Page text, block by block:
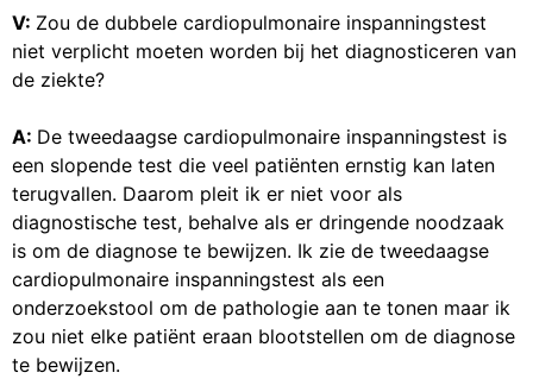
V: Zou de dubbele cardiopulmonaire inspanningstest
niet verplicht moeten worden bij het diagnosticeren van
de ziekte?
A: De tweedaagse cardiopulmonaire inspanningstest is
een slopende test die veel patiënten ernstig kan laten
terugvallen. Daarom pleit ik er niet voor als
diagnostische test, behalve als er dringende noodzaak
is om de diagnose te bewijzen. Ik zie de tweedaagse
cardiopulmonaire inspanningstest als een
onderzoekstool om de pathologie aan te tonen maar ik
zou niet elke patiënt eraan blootstellen om de diagnose
te bewijzen.